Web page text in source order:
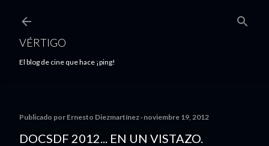
VÉRTIGO
El blog de cine que hace ¡ping!
Publicado por Ernesto Diezmartínez noviembre 19, 2012
DOCSDF 2012... EN UN VISTAZO.